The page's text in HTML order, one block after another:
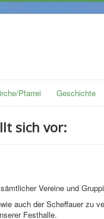
Pfarrei Geschichte
sich vor:
Vereine und
auch der Scheffauer zu
Festhalle.